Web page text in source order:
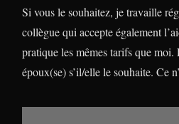
Si vous le souhaitez, je travaille
collègue qui accepte également
pratique les mêmes tarifs que moi.
époux(se) s’il/elle le souhaite. Ce